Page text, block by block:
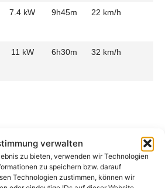
verwalten
zu bieten, verwenden wir Technologien
zu speichern bzw. darauf
Technologien zustimmen, können wir
7.4 kW 9h45m 22 km/h
11 kW 6h30m 32 km/h
/ am Fahrtziel